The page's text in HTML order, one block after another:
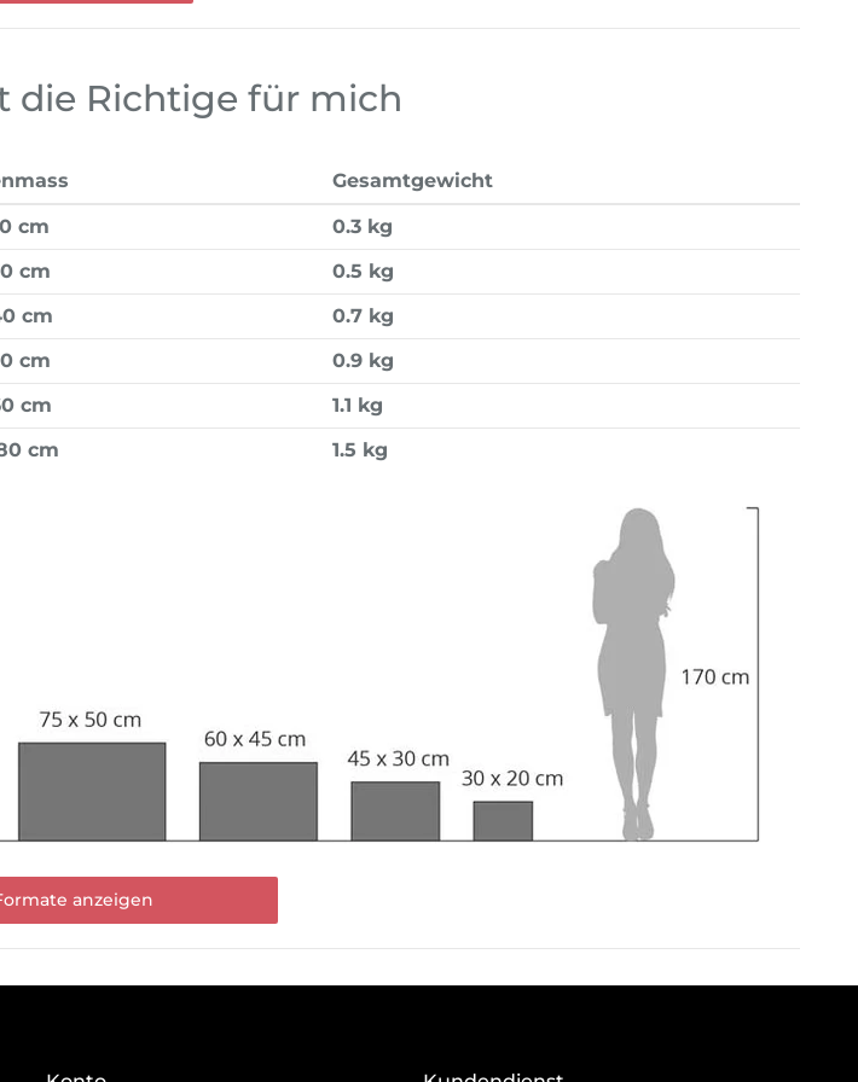
die Richtige für mich
Gesamtgewicht
cm
0.3 kg
cm
0.5 kg
cm
0.7 kg
cm
0.9 kg
cm
1.1 kg
cm 1.5 kg
anzeigen